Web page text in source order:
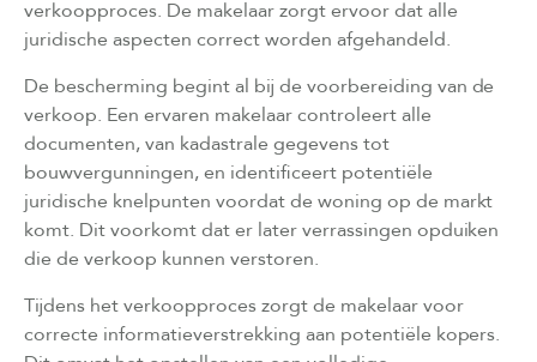
verkoopproces. De makelaar zorgt ervoor dat alle
juridische aspecten correct worden afgehandeld.
De bescherming begint al bij de voorbereiding van de
verkoop. Een ervaren makelaar controleert alle
documenten, van kadastrale gegevens tot
bouwvergunningen, en identificeert potentiële
juridische knelpunten voordat de woning op de markt
komt. Dit voorkomt dat er later verrassingen opduiken
die de verkoop kunnen verstoren.
Tijdens het verkoopproces zorgt de makelaar voor
correcte informatieverstrekking aan potentiële kopers.